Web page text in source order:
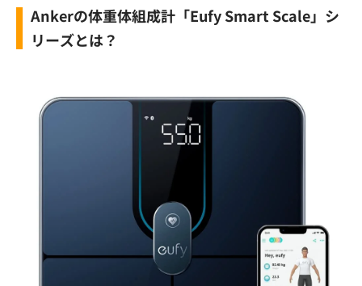
Ankerの体重体組成計「Eufy Smart Scale」シ
リーズとは？